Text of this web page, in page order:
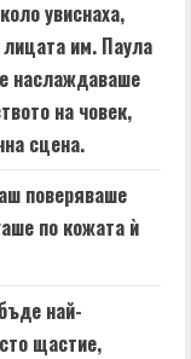
увиснаха,
им. Паула
наслаждаваше
на човек,
сцена.
поверяваше
по кожата ѝ
най-
щастие,